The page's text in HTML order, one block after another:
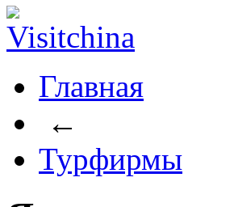
Главная
←
Турфирмы